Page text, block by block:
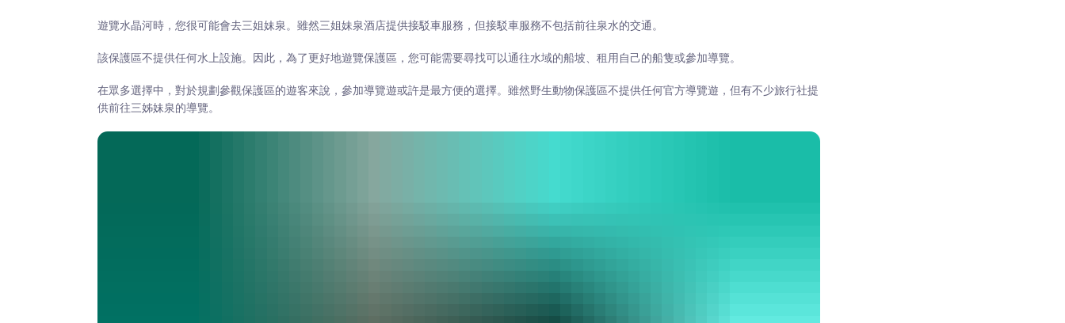
遊覽水晶河時，您很可能會去三姐妹泉。雖然三姐妹泉酒店提供接駁車服務，但接駁車服務不包括前往泉水的交通。
該保護區不提供任何水上設施。因此，為了更好地遊覽保護區，您可能需要尋找可以通往水域的船坡、租用自己的船隻或參加導覽。
在眾多選擇中，對於規劃參觀保護區的遊客來說，參加導覽遊或許是最方便的選擇。雖然野生動物保護區不提供任何官方導覽遊，但有不少旅行社提
供前往三姊妹泉的導覽。